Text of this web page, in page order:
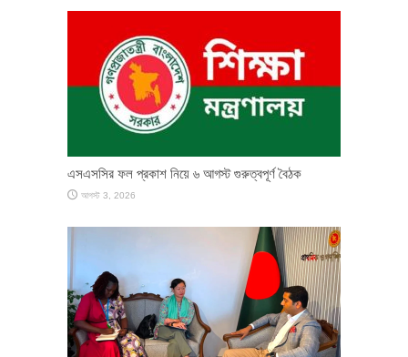
এসএসসির ফল প্রকাশ নিয়ে ৬ আগস্ট গুরুত্বপূর্ণ বৈঠক
আগস্ট 3, 2026